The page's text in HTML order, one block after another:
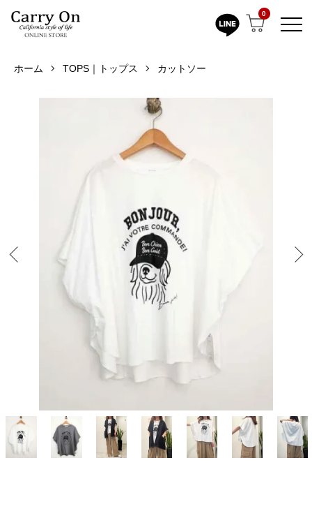
0
ホーム TOPS｜トップス カットソー